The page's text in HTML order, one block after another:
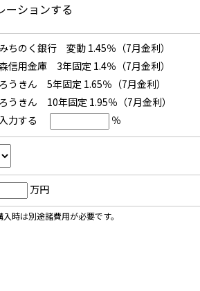
ーションする
ちのく銀行 変動 1.45％（7月金利）
信用金庫 3年固定 1.4％（7月金利）
うきん 5年固定 1.65％（7月金利）
うきん 10年固定 1.95％（7月金利）
力する
％
万円
時は別途諸費用が必要です。